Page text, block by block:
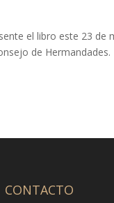
el libro este 23
de Hermandades.
CONTACTO